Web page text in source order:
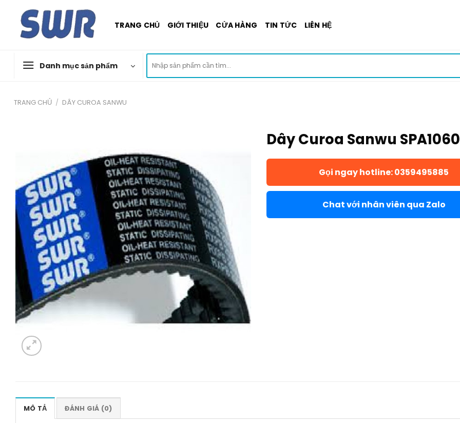
content
TRANG CHỦ GIỚI THIỆU CỬA HÀNG TIN TỨC LIÊN HỆ
Danh mục sản phẩm
kiếm:
TRANG CHỦ / DÂY CUROA SANWU
Dây Curoa Sanwu SPA1060
Gọi ngay hotline: 0359495885
Chat với nhân viên qua Zalo
MÔ TẢ ĐÁNH GIÁ (0)